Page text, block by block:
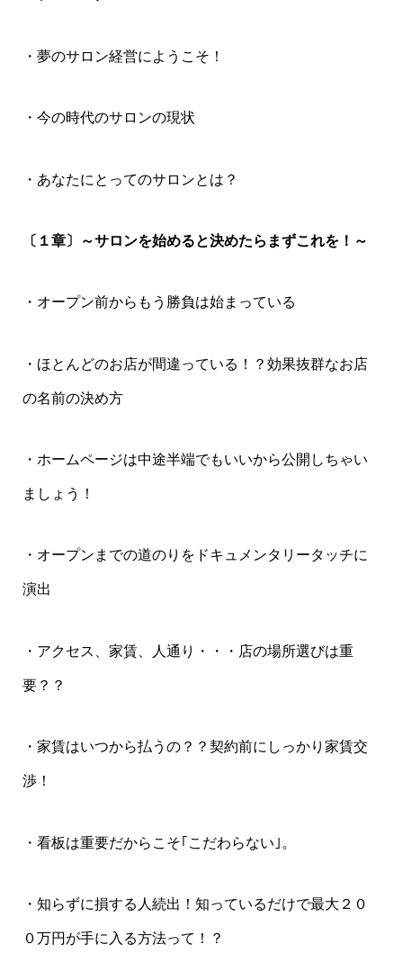
・夢のサロン経営にようこそ！
・今の時代のサロンの現状
・あなたにとってのサロンとは？
〔１章〕～サロンを始めると決めたらまずこれを！～
・オープン前からもう勝負は始まっている
・ほとんどのお店が間違っている！？効果抜群なお店
の名前の決め方
・ホームページは中途半端でもいいから公開しちゃい
ましょう！
・オープンまでの道のりをドキュメンタリータッチに
演出
・アクセス、家賃、人通り・・・店の場所選びは重
要？？
・家賃はいつから払うの？？契約前にしっかり家賃交
渉！
・看板は重要だからこそ｢こだわらない｣。
・知らずに損する人続出！知っているだけで最大２０
０万円が手に入る方法って！？